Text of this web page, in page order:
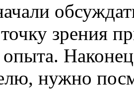
зрения
нужно